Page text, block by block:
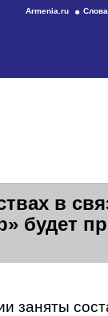
Armenia.ru
в
будет
заняты